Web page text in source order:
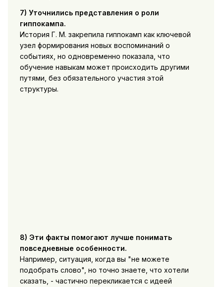
7) Уточнились представления о роли
гиппокампа.
История Г. М. закрепила гиппокамп как ключевой
узел формирования новых воспоминаний о
событиях, но одновременно показала, что
обучение навыкам может происходить другими
путями, без обязательного участия этой
структуры.
8) Эти факты помогают лучше понимать
повседневные особенности.
Например, ситуация, когда вы "не можете
подобрать слово", но точно знаете, что хотели
сказать, - частично перекликается с идеей